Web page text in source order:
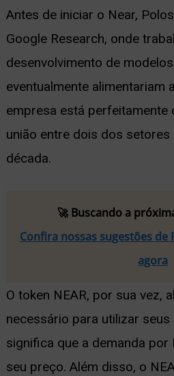
Antes de iniciar o Near,
Google Research, onde
desenvolvimento de
eventualmente alimentariam
empresa está perfeitamente
união entre dois dos
década.
🚀 Buscando a
Confira nossas sugestões de
agora
O token NEAR, por sua vez,
necessário para utilizar
significa que a demanda por
seu preço. Além disso, o